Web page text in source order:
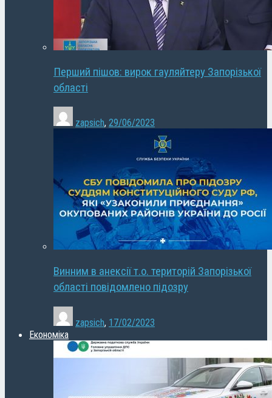
Перший пішов: вирок гауляйтеру Запорізької
області
zapsich, 29/06/2023
Винним в анексії т.о. територій Запорізької
області повідомлено підозру
zapsich, 17/02/2023
Економіка